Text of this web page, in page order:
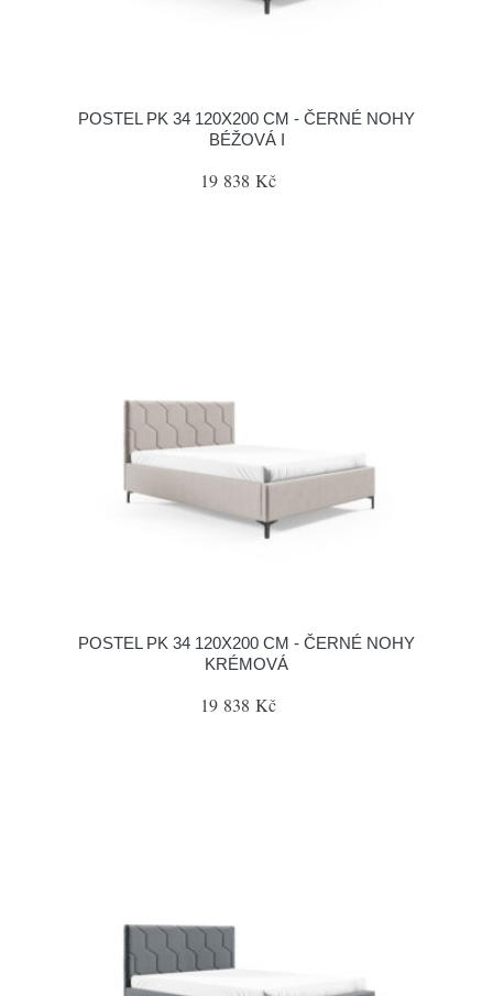
POSTEL PK 34 120X200 CM - ČERNÉ NOHY
BÉŽOVÁ I
19 838 Kč
POSTEL PK 34 120X200 CM - ČERNÉ NOHY
KRÉMOVÁ
19 838 Kč